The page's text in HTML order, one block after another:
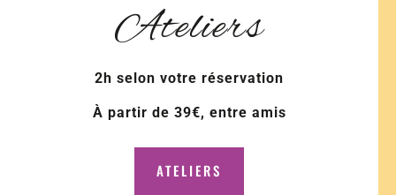
Ateliers
2h selon votre réservation
À partir de 39€, entre amis
ATELIERS